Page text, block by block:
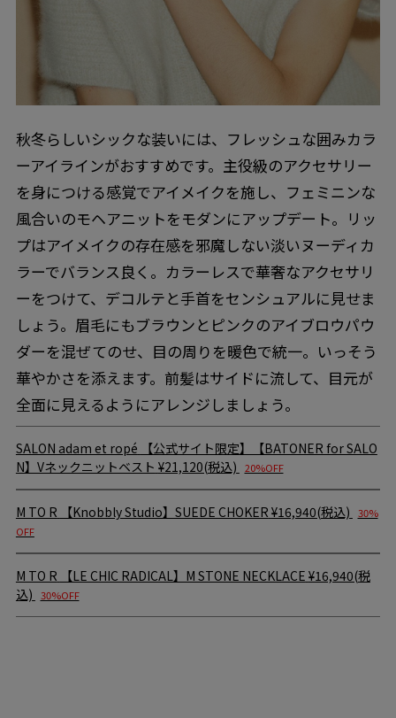
秋冬らしいシックな装いには、フレッシュな囲みカラ
ーアイラインがおすすめです。主役級のアクセサリー
を身につける感覚でアイメイクを施し、フェミニンな
風合いのモヘアニットをモダンにアップデート。リッ
プはアイメイクの存在感を邪魔しない淡いヌーディカ
ラーでバランス良く。カラーレスで華奢なアクセサリ
ーをつけて、デコルテと手首をセンシュアルに見せま
しょう。眉毛にもブラウンとピンクのアイブロウパウ
ダーを混ぜてのせ、目の周りを暖色で統一。いっそう
華やかさを添えます。前髪はサイドに流して、目元が
全面に見えるようにアレンジしましょう。
SALON adam et ropé
【公式サイト限定】【BATONER for SALO
N】Vネックニットベスト ¥21,120(税込) 20%OFF
M TO R 【Knobbly Studio】SUEDE CHOKER ¥16,940(税込)
30%
OFF
M TO R 【LE CHIC RADICAL】M STONE NECKLACE ¥16,940(税
込)
30%OFF